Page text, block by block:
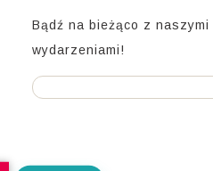
Bądź na bieżąco z naszymi
wydarzeniami!